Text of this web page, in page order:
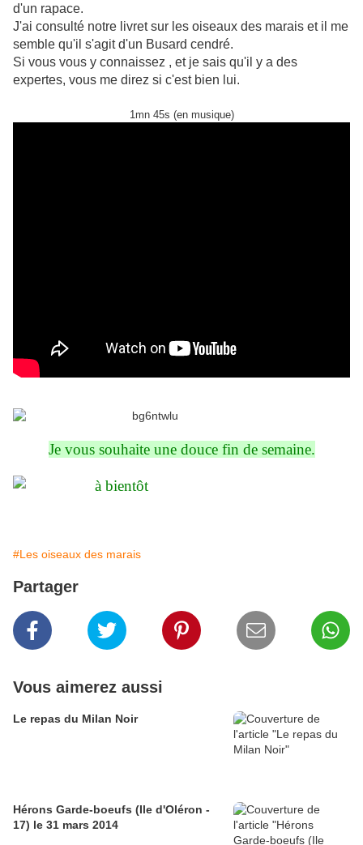
d'un rapace.
J'ai consulté notre livret sur les oiseaux des marais et il me
semble qu'il s'agit d'un Busard cendré.
Si vous vous y connaissez , et je sais qu'il y a des
expertes, vous me direz si c'est bien lui.
1mn 45s (en musique)
Je vous souhaite une douce fin de semaine.
#Les oiseaux des marais
Partager
Vous aimerez aussi
Le repas du Milan Noir
Hérons Garde-boeufs (Ile d'Oléron -
17) le 31 mars 2014